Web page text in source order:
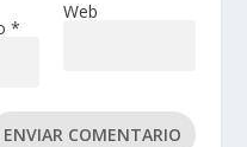
*
Web
ENVIAR COMENTARIO